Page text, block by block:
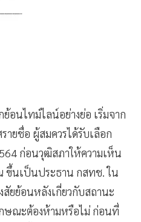
นไทม์ไลน์อย่างย่อ เริ่มจาก
ายชื่อ ผู้สมควรได้รับเลือก
ก่อนวุฒิสภาให้ความเห็น
ขึ้นเป็นประธาน กสทช. ใน
ยย้อนหลังเกี่ยวกับสถานะ
ษณะต้องห้ามหรือไม่ ก่อนที่